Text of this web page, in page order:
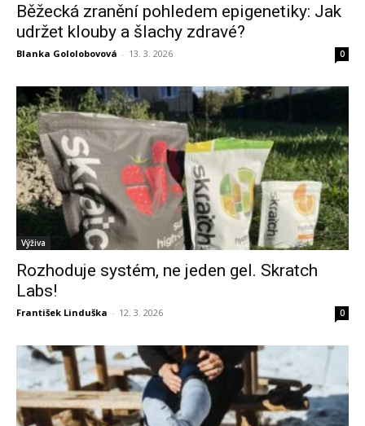
Běžecká zranění pohledem epigenetiky: Jak
udržet klouby a šlachy zdravé?
Blanka Gololobovová - 13. 3. 2026 0
Výživa
Rozhoduje systém, ne jeden gel. Skratch
Labs!
František Linduška - 12. 3. 2026 0